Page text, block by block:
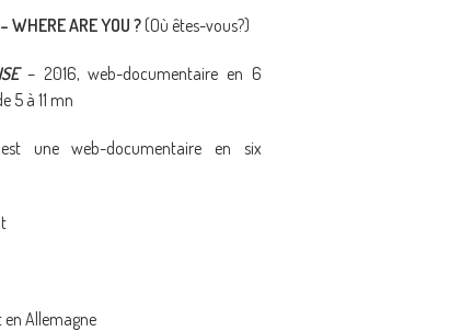
– WHERE ARE YOU ? (Où êtes-vous?)
– 2016, web-documentaire en 6
5 à 11 mn
une web-documentaire en six
en Allemagne